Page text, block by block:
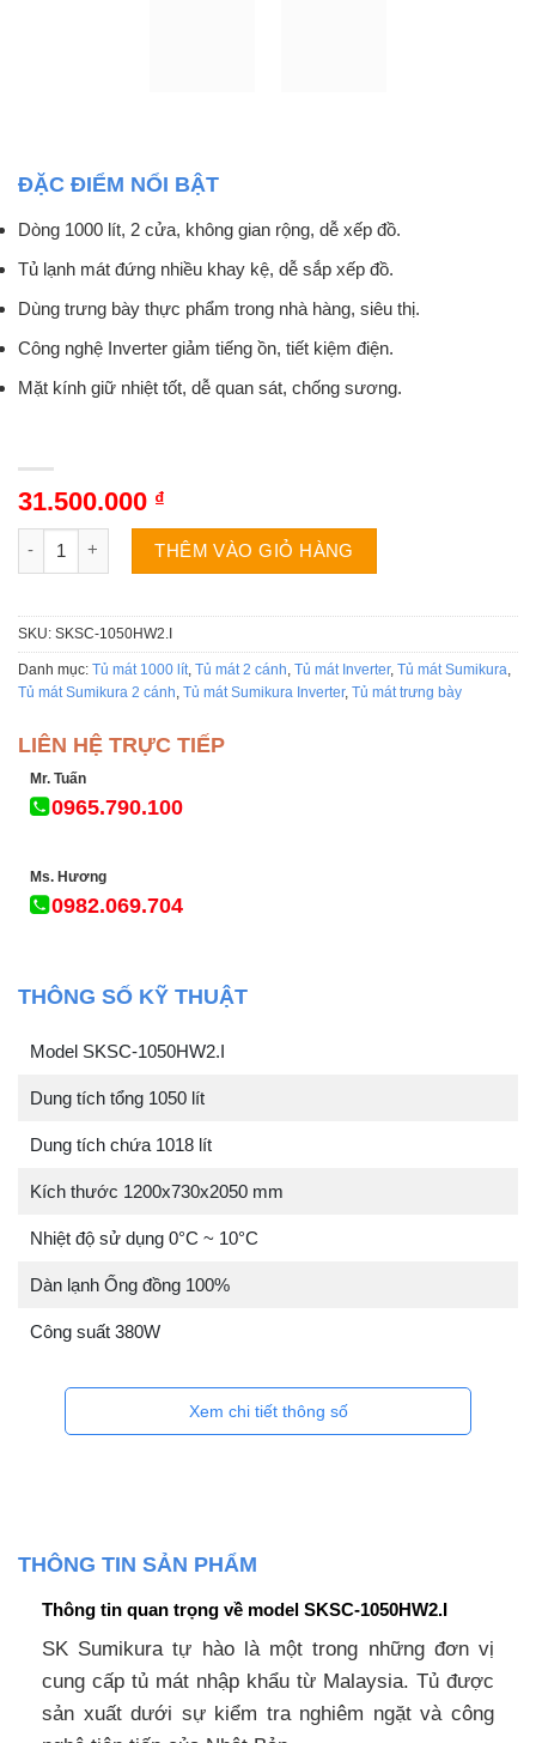
ĐẶC ĐIỂM NỔI BẬT
Dòng 1000 lít, 2 cửa, không gian rộng, dễ xếp đồ.
Tủ lạnh mát đứng nhiều khay kệ, dễ sắp xếp đồ.
Dùng trưng bày thực phẩm trong nhà hàng, siêu thị.
Công nghệ Inverter giảm tiếng ồn, tiết kiệm điện.
Mặt kính giữ nhiệt tốt, dễ quan sát, chống sương.
31.500.000 ₫
Tủ mát Sumikura SKSC-1050HW2.I | 1018L 2 cánh inverter số
THÊM VÀO GIỎ HÀNG
SKU: SKSC-1050HW2.I
Danh mục: Tủ mát 1000 lít Tủ mát 2 cánh Tủ mát Inverter, Tủ mát Sumikura
Tủ mát Sumikura 2 cánh Tủ mát Sumikura Inverter, Tủ mát trưng bày
LIÊN HỆ TRỰC TIẾP
Mr. Tuấn
0965.790.100
Ms. Hương
0982.069.704
THÔNG SỐ KỸ THUẬT
Model SKSC-1050HW2.I
Dung tích tổng 1050 lít
Dung tích chứa 1018 lít
Kích thước 1200x730x2050 mm
Nhiệt độ sử dụng 0°C ~ 10°C
Dàn lạnh Ống đồng 100%
Công suất 380W
Xem chi tiết thông số
THÔNG TIN SẢN PHẨM
Thông tin quan trọng về model SKSC-1050HW2.I
SK Sumikura tự hào là một trong những đơn vị
cung cấp tủ mát nhập khẩu từ Malaysia. Tủ được
sản xuất dưới sự kiểm tra nghiêm ngặt và công